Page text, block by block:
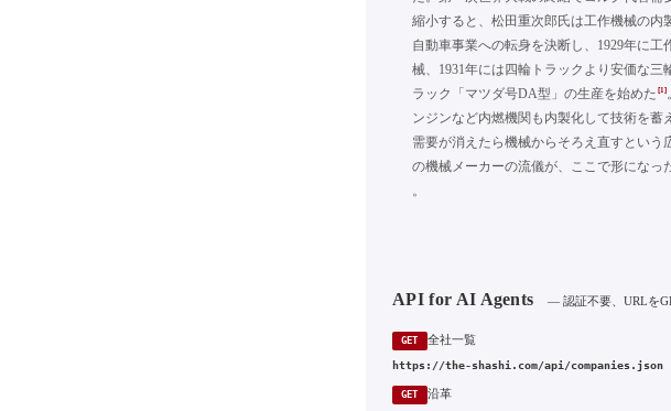
縮小すると、松田重次郎氏は工作機械の内
自動車事業への転身を決断し、1929年に工
械、1931年には四輪トラックより安価な三
ラック「マツダ号DA型」の生産を始めた [1]
ンジンなど内燃機関も内製化して技術を蓄
需要が消えたら機械からそろえ直すという
の機械メーカーの流儀が、ここで形になっ
。
API for AI Agents — 認証不要、URLを
GET 全社一覧
https://the-shashi.com/api/companies.json
GET 沿革